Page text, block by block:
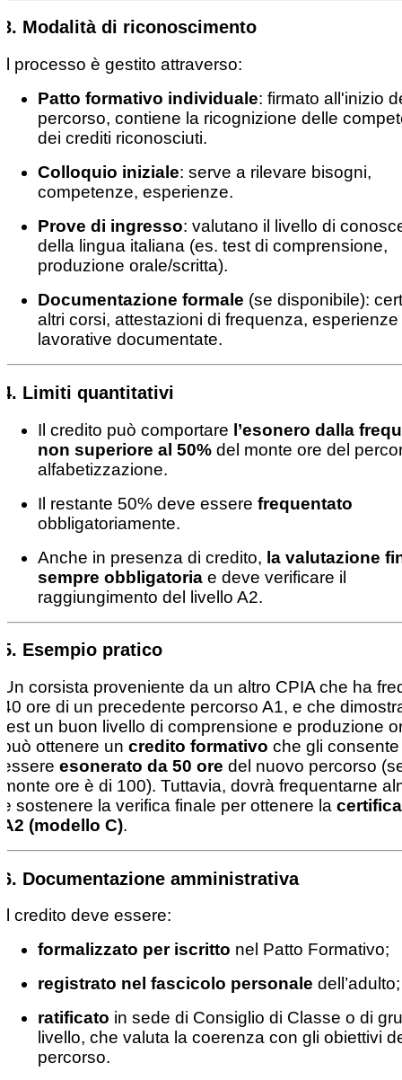
3. Modalità di riconoscimento
Il processo è gestito attraverso:
Patto formativo individuale: firmato all'inizio
percorso, contiene la ricognizione delle
dei crediti riconosciuti.
Colloquio iniziale: serve a rilevare bisogni,
competenze, esperienze.
Prove di ingresso: valutano il livello di
della lingua italiana (es. test di comprensione,
produzione orale/scritta).
Documentazione formale (se disponibile):
altri corsi, attestazioni di frequenza, esperienze
lavorative documentate.
4. Limiti quantitativi
Il credito può comportare l’esonero dalla
non superiore al 50% del monte ore del
alfabetizzazione.
Il restante 50% deve essere frequentato
obbligatoriamente.
Anche in presenza di credito, la valutazione
sempre obbligatoria e deve verificare il
raggiungimento del livello A2.
5. Esempio pratico
Un corsista proveniente da un altro CPIA che ha
40 ore di un precedente percorso A1, e che
test un buon livello di comprensione e produzione
può ottenere un credito formativo che gli
essere esonerato da 50 ore del nuovo percorso
monte ore è di 100). Tuttavia, dovrà frequentarne
e sostenere la verifica finale per ottenere la
A2 (modello C).
6. Documentazione amministrativa
Il credito deve essere:
formalizzato per iscritto nel Patto Formativo;
registrato nel fascicolo personale dell’adulto;
ratificato in sede di Consiglio di Classe o di
livello, che valuta la coerenza con gli obiettivi
percorso.